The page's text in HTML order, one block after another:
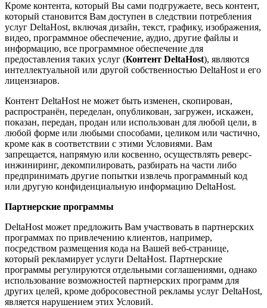
Кроме контента, который Вы сами подгружаете, весь контент,
который становится Вам доступен в следствии потребления
услуг DeltaHost, включая дизайн, текст, графику, изображения,
видео, программное обеспечение, аудио, другие файлы и
информацию, все программное обеспечение для
предоставления таких услуг (Контент DeltaHost), являются
интеллектуальной или другой собственностью DeltaHost и его
лицензиаров.
Контент DeltaHost не может быть изменен, скопирован,
распространён, переделан, опубликован, загружен, искажен,
показан, передан, продан или использован для любой цели, в
любой форме или любыми способами, целиком или частично,
кроме как в соответствии с этими Условиями. Вам
запрещается, напрямую или косвенно, осуществлять реверс-
инжиниринг, декомпилировать, разбирать на части либо
предпринимать другие попытки извлечь программный код
или другую конфиденциальную информацию DeltaHost.
Партнерские программы
DeltaHost может предложить Вам участвовать в партнерских
программах по привлечению клиентов, например,
посредством размещения кода на Вашей веб-странице,
который рекламирует услуги DeltaHost. Партнерские
программы регулируются отдельными соглашениями, однако
использование возможностей партнерских программ для
других целей, кроме добросовестной рекламы услуг DeltaHost,
является нарушением этих Условий.